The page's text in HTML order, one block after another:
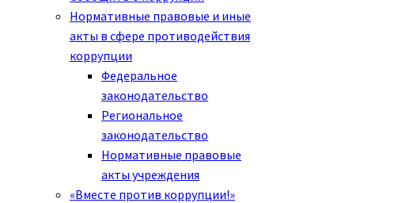
Нормативные правовые и иные
акты в сфере противодействия
коррупции
Федеральное
законодательство
Региональное
законодательство
Нормативные правовые
акты учреждения
«Вместе против коррупции!»